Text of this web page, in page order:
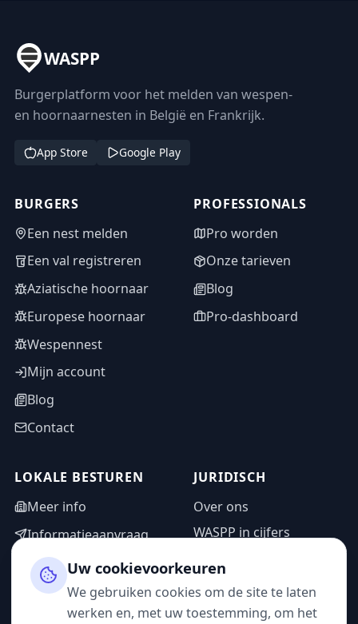
WASPP
Burgerplatform voor het melden van wespen-
en hoornaarnesten in België en Frankrijk.
App Store Google Play
BURGERS
Een nest melden
Een val registreren
Aziatische hoornaar
Europese hoornaar
Wespennest
Mijn account
Blog
Contact
PROFESSIONALS
Pro worden
Onze tarieven
Blog
Pro-dashboard
LOKALE BESTUREN
Meer info
Informatieaanvraag
Adminzone
JURIDISCH
Over ons
WASPP in cijfers
Privacybeleid
Gebruiksvoorwaarden
Uw cookievoorkeuren
We gebruiken cookies om de site te laten
werken en, met uw toestemming, om het